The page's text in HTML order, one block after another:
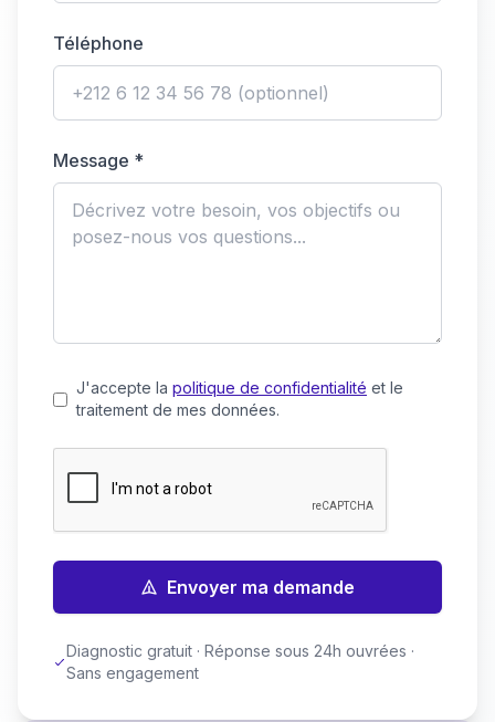
Téléphone
Message *
J'accepte la politique de confidentialité et le
traitement de mes données.
Envoyer ma demande
Diagnostic gratuit · Réponse sous 24h ouvrées ·
Sans engagement